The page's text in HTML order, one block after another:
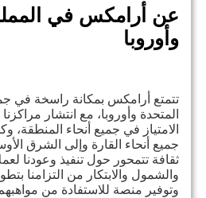
عن أرامكس في
وأوروبا
تتمتع أرامكس بمكانة راسخة في
المتحدة وأوروبا، مع انتشار
الامتياز في جميع أنحاء المنطقة،
جميع أنحاء القارة وإلى الشرق
ثقافة تتمحور حول تنفيذ وعودنا
والشمول والابتكار من التزامنا
وتوفير منصة للاستفادة من